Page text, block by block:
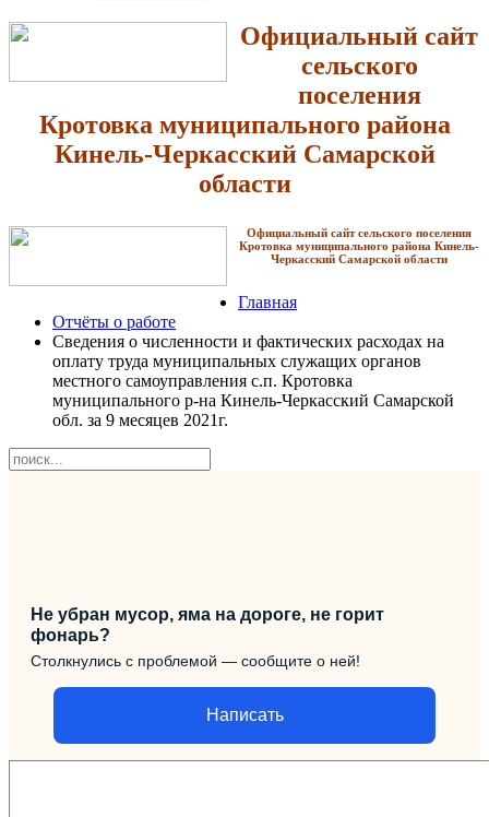
Официальный сайт
сельского
поселения
Кротовка муниципального района
Кинель-Черкасский Самарской
области
Официальный сайт сельского поселения
Кротовка муниципального района Кинель-
Черкасский Самарской области
Главная
Отчёты о работе
Сведения о численности и фактических расходах на
оплату труда муниципальных служащих органов
местного самоуправления с.п. Кротовка
муниципального р-на Кинель-Черкасский Самарской
обл. за 9 месяцев 2021г.
Не убран мусор, яма на дороге, не горит
фонарь?
Столкнулись с проблемой — сообщите о ней!
Написать